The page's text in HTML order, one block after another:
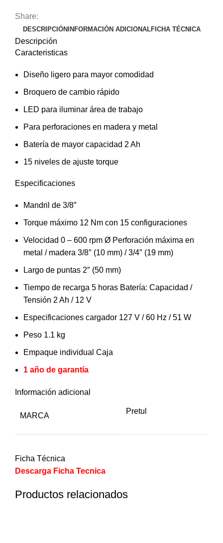
Share:
DESCRIPCIÓNINFORMACIÓN ADICIONALFICHA TÉCNICA
Descripción
Caracteristicas
Diseño ligero para mayor comodidad
Broquero de cambio rápido
LED para iluminar área de trabajo
Para perforaciones en madera y metal
Batería de mayor capacidad 2 Ah
15 niveles de ajuste torque
Especificaciones
Mandril de 3/8″
Torque máximo 12 Nm con 15 configuraciones
Velocidad 0 – 600 rpm Ø Perforación máxima en
metal / madera 3/8″ (10 mm) / 3/4″ (19 mm)
Largo de puntas 2″ (50 mm)
Tiempo de recarga 5 horas Batería: Capacidad /
Tensión 2 Ah / 12 V
Especificaciones cargador 127 V / 60 Hz / 51 W
Peso 1.1 kg
Empaque individual Caja
1 año de garantía
Información adicional
MARCA
Pretul
Ficha Técnica
Descarga Ficha Tecnica
Productos relacionados